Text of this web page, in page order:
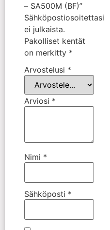
– SA500M (BF)”
Sähköpostiosoitettasi
ei julkaista.
Pakolliset kentät
on merkitty *
Arvostelusi *
Arviosi *
Nimi *
Sähköposti *